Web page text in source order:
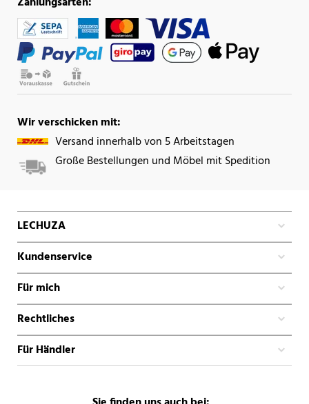
Wir verschicken mit:
Versand innerhalb von 5 Arbeitstagen
Große Bestellungen und Möbel mit Spedition
LECHUZA
Kundenservice
Für mich
Rechtliches
Für Händler